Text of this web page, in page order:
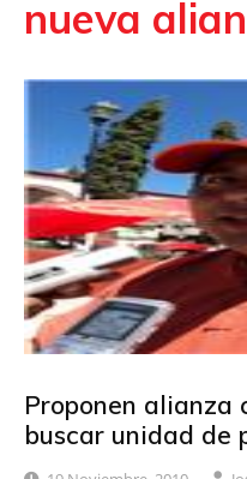
nueva
Proponen alianza
buscar unidad de